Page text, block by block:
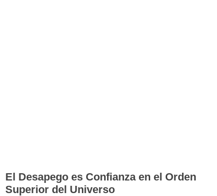
El Desapego es Confianza en el Orden
Superior del Universo